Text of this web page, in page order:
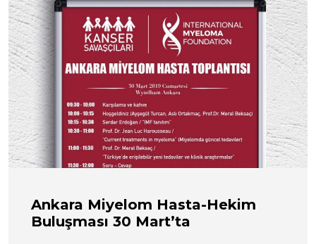
Ankara Miyelom Hasta-Hekim
Buluşması 30 Mart’ta